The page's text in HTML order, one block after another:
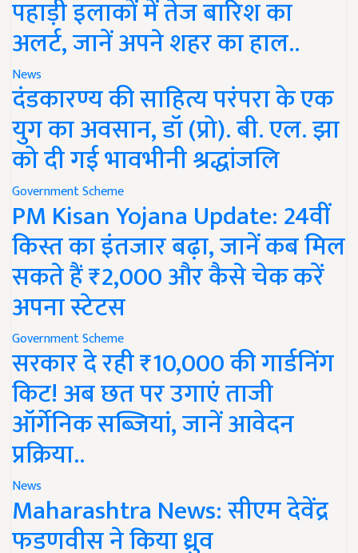
पहाड़ी इलाकों में तेज बारिश का
अलर्ट, जानें अपने शहर का हाल..
News
दंडकारण्य की साहित्य परंपरा के एक
युग का अवसान, डॉ (प्रो). बी. एल. झा
को दी गई भावभीनी श्रद्धांजलि
Government Scheme
PM Kisan Yojana Update: 24वीं
किस्त का इंतजार बढ़ा, जानें कब मिल
सकते हैं ₹2,000 और कैसे चेक करें
अपना स्टेटस
Government Scheme
सरकार दे रही ₹10,000 की गार्डनिंग
किट! अब छत पर उगाएं ताजी
ऑर्गेनिक सब्जियां, जानें आवेदन
प्रक्रिया..
News
Maharashtra News: सीएम देवेंद्र
फडणवीस ने किया ध्रुव